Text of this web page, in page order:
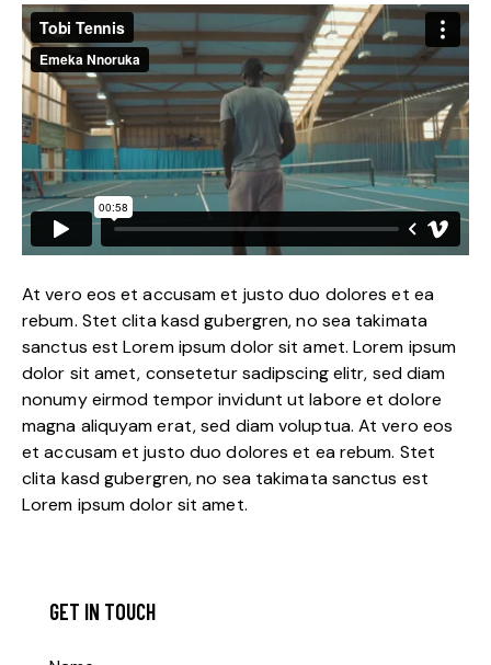
At vero eos et accusam et justo duo dolores et ea
rebum. Stet clita kasd gubergren, no sea takimata
sanctus est Lorem ipsum dolor sit amet. Lorem ipsum
dolor sit amet, consetetur sadipscing elitr, sed diam
nonumy eirmod tempor invidunt ut labore et dolore
magna aliquyam erat, sed diam voluptua. At vero eos
et accusam et justo duo dolores et ea rebum. Stet
clita kasd gubergren, no sea takimata sanctus est
Lorem ipsum dolor sit amet.
GET IN TOUCH